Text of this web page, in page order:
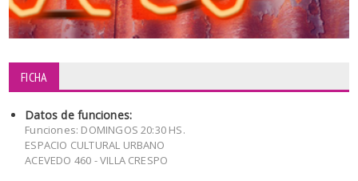
FICHA
Datos de funciones:
Funciones: DOMINGOS 20:30 HS.
ESPACIO CULTURAL URBANO
ACEVEDO 460 - VILLA CRESPO